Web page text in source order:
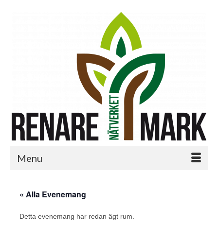
Menu
« Alla Evenemang
Detta evenemang har redan ägt rum.